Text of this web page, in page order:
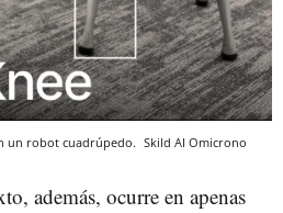
un robot cuadrúpedo. Skild AI Omicrono
además, ocurre en apenas